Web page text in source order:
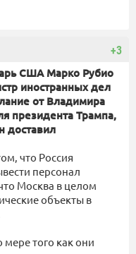
+3
США Марко Рубио
иностранных дел
от Владимира
президента Трампа,
доставил
что Россия
персонал
Москва в целом
объекты в
мере того как они